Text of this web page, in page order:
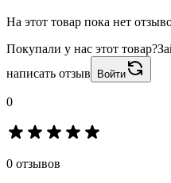
На этот товар пока нет
Покупали у нас этот товар?
написать отзыв
Войти
0
0 отзывов